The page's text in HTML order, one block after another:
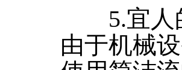
5.宜人
由于机械